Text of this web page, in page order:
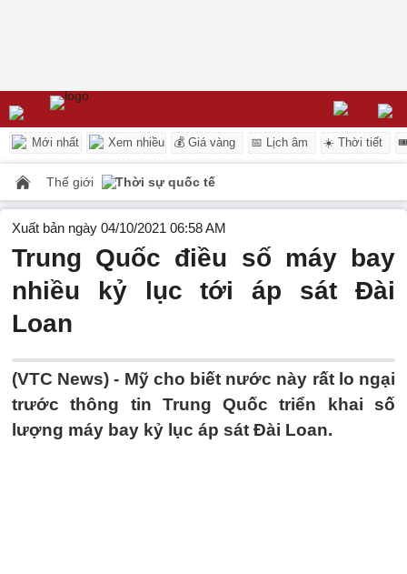
Mới nhất Xem nhiều 💰 Giá vàng 📅 Lịch âm ☀️ Thời tiết
Thế giới Thời sự quốc tế
Xuất bản ngày 04/10/2021 06:58 AM
Trung Quốc điều số máy bay
nhiều kỷ lục tới áp sát Đài
Loan
(VTC News) - Mỹ cho biết nước này rất lo ngại
trước thông tin Trung Quốc triển khai số
lượng máy bay kỷ lục áp sát Đài Loan.